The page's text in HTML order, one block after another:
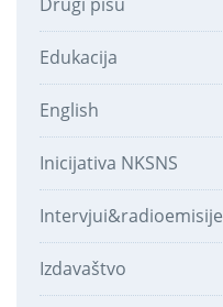
Edukacija
English
Inicijativa NKSNS
Intervjui&radioemisije
Izdavaštvo